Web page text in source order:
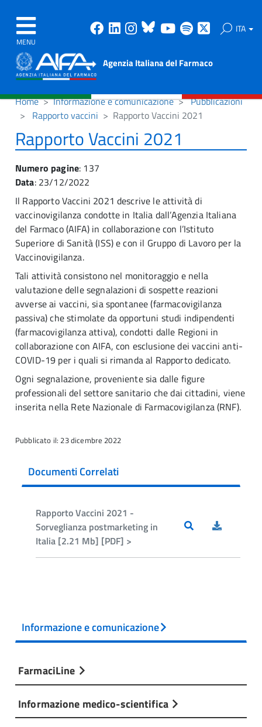
MENU
Facebook
Linkedin
Instagram
Bluesky
Youtube
Spotify ITA
Agenzia Italiana del Farmaco
Home Informazione e comunicazione
Pubblicazioni
Rapporto vaccini
Rapporto Vaccini 2021
Rapporto Vaccini 2021
Numero pagine: 137
Data: 23/12/2022
Il Rapporto Vaccini 2021 descrive le attività di
vaccinovigilanza condotte in Italia dall’Agenzia Italiana
del Farmaco (AIFA) in collaborazione con l’Istituto
Superiore di Sanità (ISS) e con il Gruppo di Lavoro per la
Vaccinovigilanza.
Tali attività consistono nel monitoraggio e nella
valutazione delle segnalazioni di sospette reazioni
avverse ai vaccini, sia spontanee (farmacovigilanza
passiva) che stimolate da opportuni studi indipendenti
(farmacovigilanza attiva), condotti dalle Regioni in
collaborazione con AIFA, con esclusione dei vaccini anti-
COVID-19 per i quali si rimanda al Rapporto dedicato.
Ogni segnalazione, proveniente sia dalle figure
professionali del settore sanitario che dai cittadini, viene
inserita nella Rete Nazionale di Farmacovigilanza (RNF).
Pubblicato il: 23 dicembre 2022
Documenti Correlati
Rapporto Vaccini 2021 -
Sorveglianza postmarketing in
Italia [2.21 Mb] [PDF] >
Informazione e comunicazione
FarmaciLine
Informazione medico-scientifica